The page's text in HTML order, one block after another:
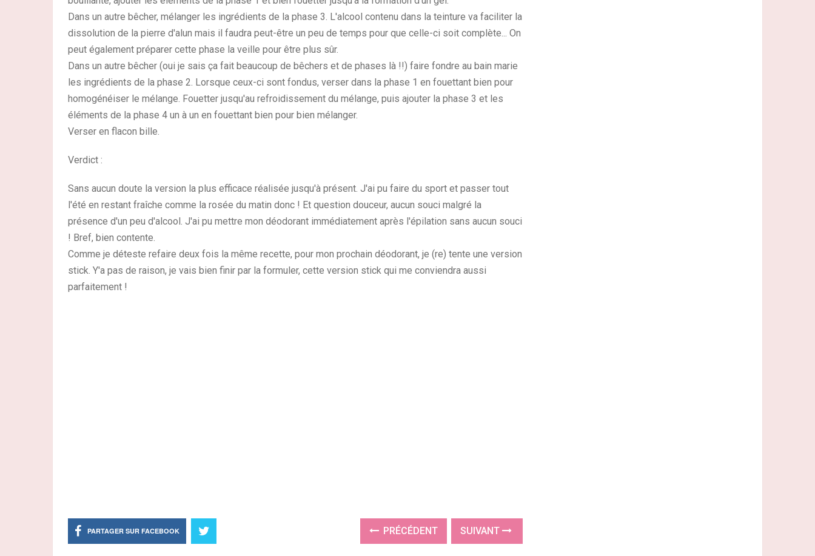
Dans un autre bêcher, mélanger les ingrédients de la phase 3. L'alcool contenu dans la teinture va faciliter la
dissolution de la pierre d'alun mais il faudra peut-être un peu de temps pour que celle-ci soit complète... On
peut également préparer cette phase la veille pour être plus sûr.
Dans un autre bêcher (oui je sais ça fait beaucoup de bêchers et de phases là !!) faire fondre au bain marie
les ingrédients de la phase 2. Lorsque ceux-ci sont fondus, verser dans la phase 1 en fouettant bien pour
homogénéiser le mélange. Fouetter jusqu'au refroidissement du mélange, puis ajouter la phase 3 et les
éléments de la phase 4 un à un en fouettant bien pour bien mélanger.
Verser en flacon bille.
Verdict :
Sans aucun doute la version la plus efficace réalisée jusqu'à présent. J'ai pu faire du sport et passer tout
l'été en restant fraîche comme la rosée du matin donc ! Et question douceur, aucun souci malgré la
présence d'un peu d'alcool. J'ai pu mettre mon déodorant immédiatement après l'épilation sans aucun souci
! Bref, bien contente.
Comme je déteste refaire deux fois la même recette, pour mon prochain déodorant, je (re) tente une version
stick. Y'a pas de raison, je vais bien finir par la formuler, cette version stick qui me conviendra aussi
parfaitement !
PARTAGER SUR FACEBOOK PRÉCÉDENT SUIVANT